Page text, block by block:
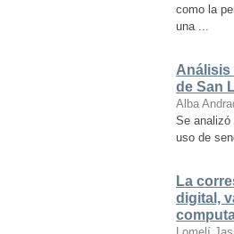
como la
una ...
Análisis
de San
Alba
Se
uso de
La
digital,